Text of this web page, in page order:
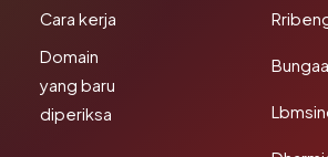
Cara kerja
Domain
yang baru
diperiksa